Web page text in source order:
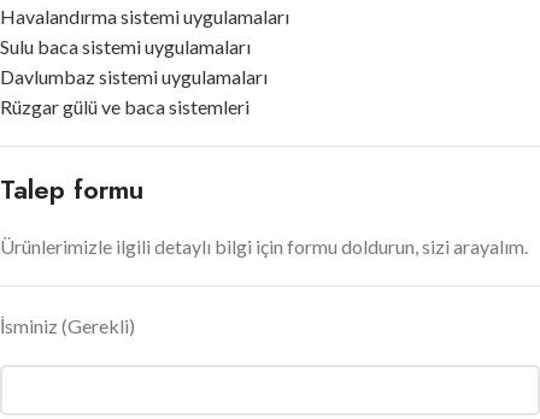
Havalandırma sistemi uygulamaları
Sulu baca sistemi uygulamaları
Davlumbaz sistemi uygulamaları
Rüzgar gülü ve baca sistemleri
Talep formu
Ürünlerimizle ilgili detaylı bilgi için formu doldurun, sizi arayalım.
İsminiz (Gerekli)